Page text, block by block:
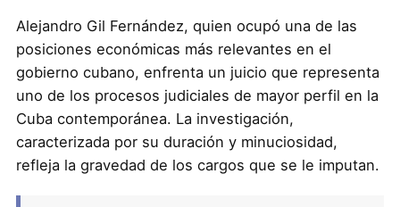
Alejandro Gil Fernández, quien ocupó una de las
posiciones económicas más relevantes en el
gobierno cubano, enfrenta un juicio que representa
uno de los procesos judiciales de mayor perfil en la
Cuba contemporánea. La investigación,
caracterizada por su duración y minuciosidad,
refleja la gravedad de los cargos que se le imputan.